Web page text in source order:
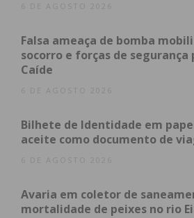
Assine nossa newsletter
obtenha de forma regular
6 DE AGOSTO 2026
Falsa ameaça de bomba
socorro e forças de segurança
Caíde
6 DE AGOSTO 2026
Bilhete de Identidade em
aceite como documento de
6 DE AGOSTO 2026
Avaria em coletor de
mortalidade de peixes no rio